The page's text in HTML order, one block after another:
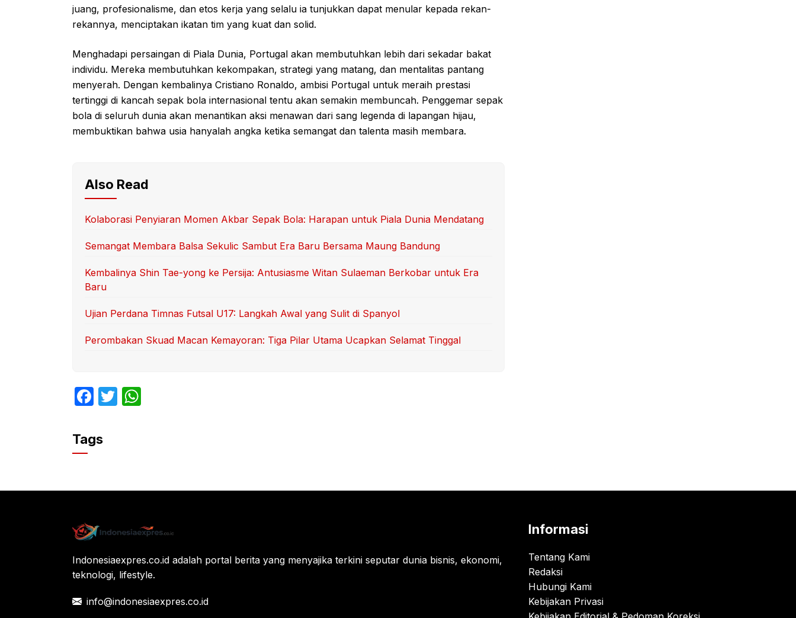
juang, profesionalisme, dan etos kerja yang selalu ia tunjukkan dapat menular kepada rekan-
rekannya, menciptakan ikatan tim yang kuat dan solid.
Menghadapi persaingan di Piala Dunia, Portugal akan membutuhkan lebih dari sekadar bakat
individu. Mereka membutuhkan kekompakan, strategi yang matang, dan mentalitas pantang
menyerah. Dengan kembalinya Cristiano Ronaldo, ambisi Portugal untuk meraih prestasi
tertinggi di kancah sepak bola internasional tentu akan semakin membuncah. Penggemar sepak
bola di seluruh dunia akan menantikan aksi menawan dari sang legenda di lapangan hijau,
membuktikan bahwa usia hanyalah angka ketika semangat dan talenta masih membara.
Also Read
Kolaborasi Penyiaran Momen Akbar Sepak Bola: Harapan untuk Piala Dunia Mendatang
Semangat Membara Balsa Sekulic Sambut Era Baru Bersama Maung Bandung
Kembalinya Shin Tae-yong ke Persija: Antusiasme Witan Sulaeman Berkobar untuk Era
Baru
Ujian Perdana Timnas Futsal U17: Langkah Awal yang Sulit di Spanyol
Perombakan Skuad Macan Kemayoran: Tiga Pilar Utama Ucapkan Selamat Tinggal
F
c
e
o
k
T
p
Tags
Indonesiaexpres.co.id adalah portal berita yang menyajika terkini seputar dunia bisnis, ekonomi,
teknologi, lifestyle.
info@indonesiaexpres.co.id
Informasi
Tentang Kami
Redaksi
Hubungi Kami
Kebijakan Privasi